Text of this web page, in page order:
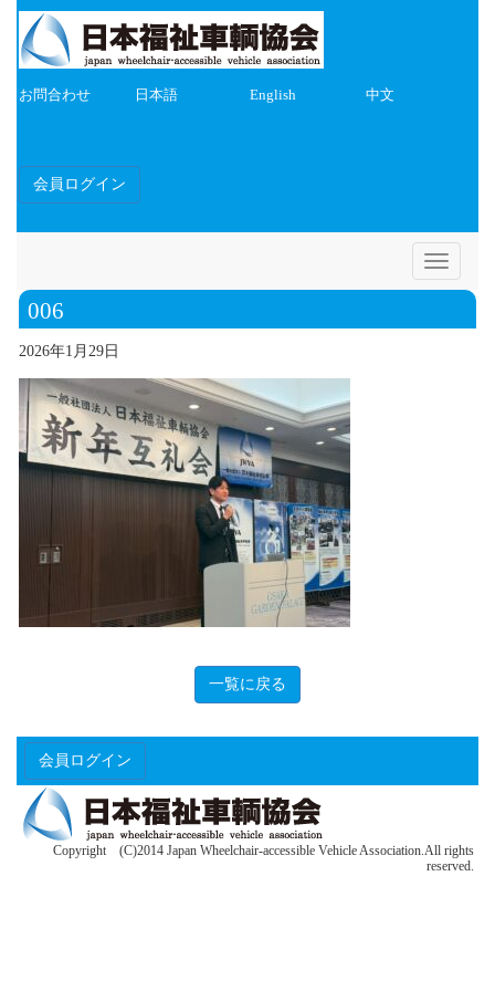
お問合わせ 日本語 English 中文
会員ログイン
Toggle
006
2026年1月29日
一覧に戻る
会員ログイン
Copyright (C)2014 Japan Wheelchair-accessible Vehicle Association.All rights
reserved.